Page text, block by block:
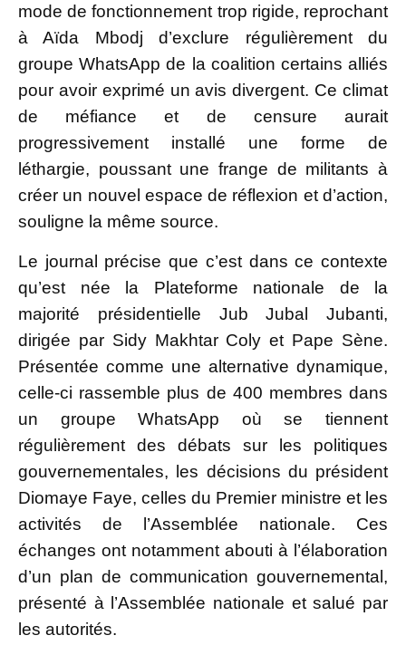
mode de fonctionnement trop rigide, reprochant
à Aïda Mbodj d’exclure régulièrement du
groupe WhatsApp de la coalition certains alliés
pour avoir exprimé un avis divergent. Ce climat
de méfiance et de censure aurait
progressivement installé une forme de
léthargie, poussant une frange de militants à
créer un nouvel espace de réflexion et d’action,
souligne la même source.
Le journal précise que c’est dans ce contexte
qu’est née la Plateforme nationale de la
majorité présidentielle Jub Jubal Jubanti,
dirigée par Sidy Makhtar Coly et Pape Sène.
Présentée comme une alternative dynamique,
celle-ci rassemble plus de 400 membres dans
un groupe WhatsApp où se tiennent
régulièrement des débats sur les politiques
gouvernementales, les décisions du président
Diomaye Faye, celles du Premier ministre et les
activités de l’Assemblée nationale. Ces
échanges ont notamment abouti à l’élaboration
d’un plan de communication gouvernemental,
présenté à l’Assemblée nationale et salué par
les autorités.